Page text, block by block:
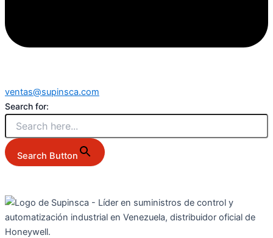
ventas@supinsca.com
Search for:
Search Button